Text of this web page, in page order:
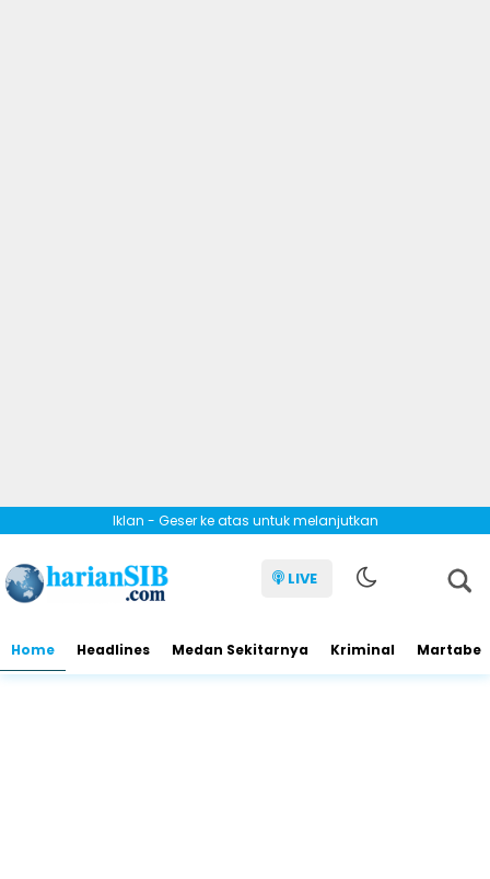
Iklan - Geser ke atas untuk melanjutkan
LIVE
Home Headlines Medan Sekitarnya Kriminal Martabe